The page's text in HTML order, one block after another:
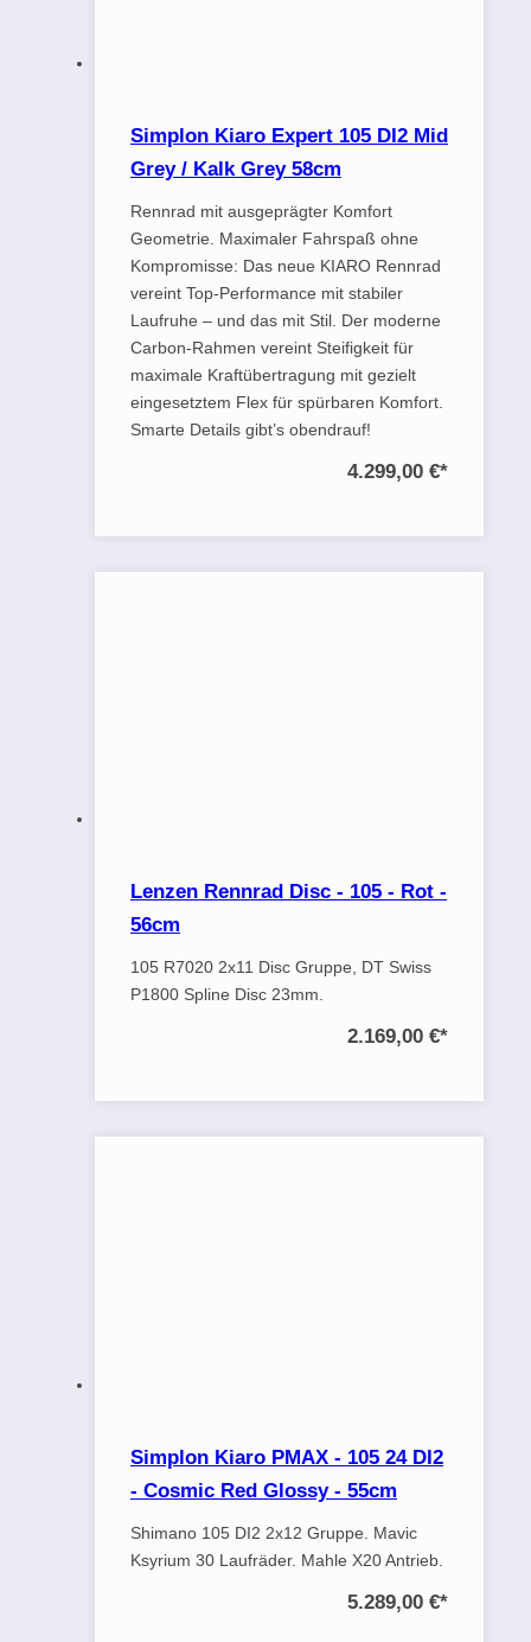
Simplon Kiaro Expert 105 DI2 Mid
Grey / Kalk Grey 58cm
Rennrad mit ausgeprägter Komfort
Geometrie. Maximaler Fahrspaß ohne
Kompromisse: Das neue KIARO Rennrad
vereint Top-Performance mit stabiler
Laufruhe – und das mit Stil. Der moderne
Carbon-Rahmen vereint Steifigkeit für
maximale Kraftübertragung mit gezielt
eingesetztem Flex für spürbaren Komfort.
Smarte Details gibt’s obendrauf!
4.299,00 €*
Lenzen Rennrad Disc - 105 - Rot -
56cm
105 R7020 2x11 Disc Gruppe, DT Swiss
P1800 Spline Disc 23mm.
2.169,00 €*
Simplon Kiaro PMAX - 105 24 DI2
- Cosmic Red Glossy - 55cm
Shimano 105 DI2 2x12 Gruppe. Mavic
Ksyrium 30 Laufräder. Mahle X20 Antrieb.
5.289,00 €*